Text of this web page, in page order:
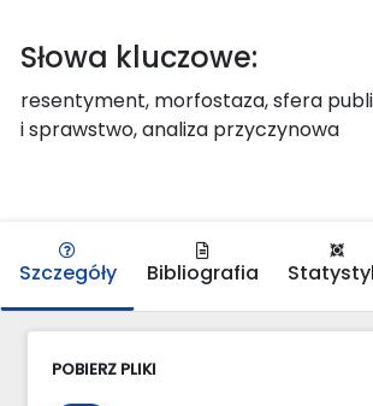
Słowa kluczowe:
resentyment, morfostaza, sfera
i sprawstwo, analiza przyczynowa
Szczegóły Bibliografia
POBIERZ PLIKI